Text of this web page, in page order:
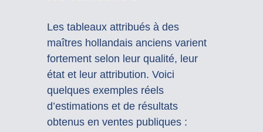
Les tableaux attribués à des
maîtres hollandais anciens varient
fortement selon leur qualité, leur
état et leur attribution. Voici
quelques exemples réels
d’estimations et de résultats
obtenus en ventes publiques :